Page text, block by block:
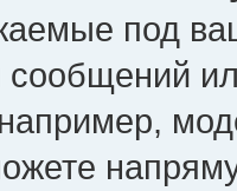
под
сообщений